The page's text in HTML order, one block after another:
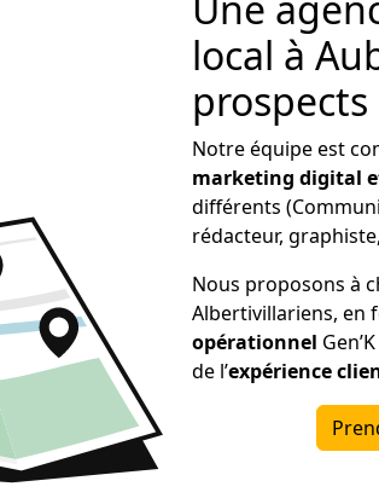
local à
Notre équipe est
marketing digital
différents
rédacteur, graphiste,
Nous proposons à
Albertivillariens, en
opérationnel
de l’expérience